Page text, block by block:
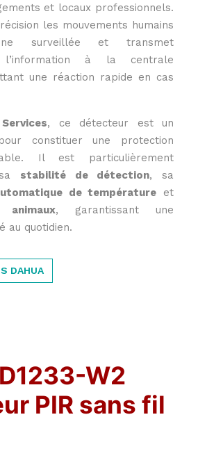
et locaux professionnels.
les mouvements humains
surveillée et transmet
l’information à la centrale
une réaction rapide en cas
, ce détecteur est un
constituer une protection
Il est particulièrement
stabilité de détection, sa
de température et
animaux, garantissant une
au quotidien.
DAHUA
W2
PIR sans fil